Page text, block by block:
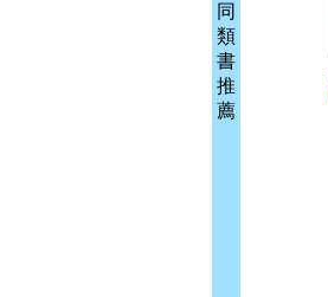
同
類
書
推
薦